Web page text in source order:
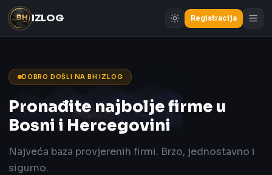
IZLOG Registracija
DOBRO DOŠLI NA BH IZLOG
Pronađite najbolje firme u
Bosni i Hercegovini
Najveća baza provjerenih firmi. Brzo, jednostavno i
sigurno.